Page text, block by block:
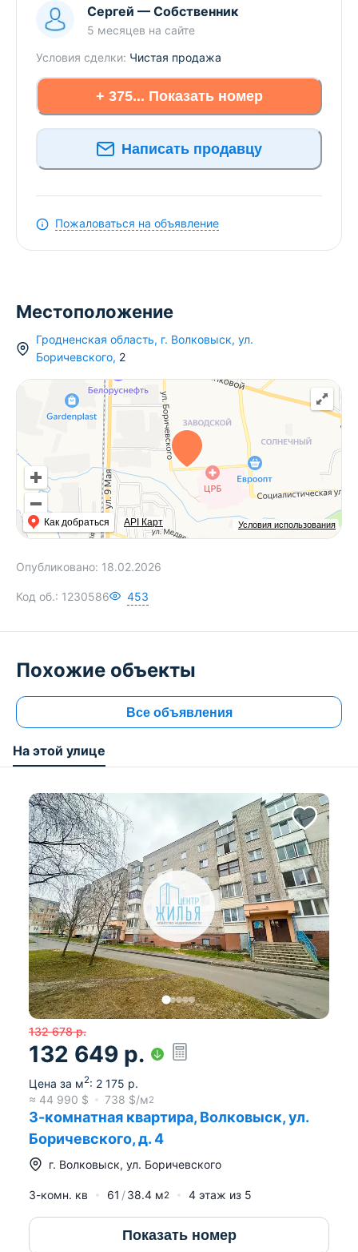
Сергей — Собственник
5 месяцев на сайте
Условия сделки: Чистая продажа
+ 375... Показать номер
Написать продавцу
Пожаловаться на объявление
Местоположение
Гродненская область, г. Волковыск, ул.
Боричевского, 2
Условия использования
Как добраться API Карт
Опубликовано: 18.02.2026
Код об.: 1230586 453
Похожие объекты
Все объявления
На этой улице
132 678 р.
132 649 р.
Цена за м2: 2 175 р.
≈ 44 990 $ 738 $/м2
3-комнатная квартира, Волковыск, ул.
Боричевского, д. 4
г. Волковыск, ул. Боричевского
3-комн. кв 61 38.4 м2 4 этаж из 5
Показать номер